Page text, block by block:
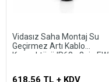
Vidasız Saha Montaj Su
Geçirmez Artı Kablo
Konnektörü IP68 - 3pin EW-